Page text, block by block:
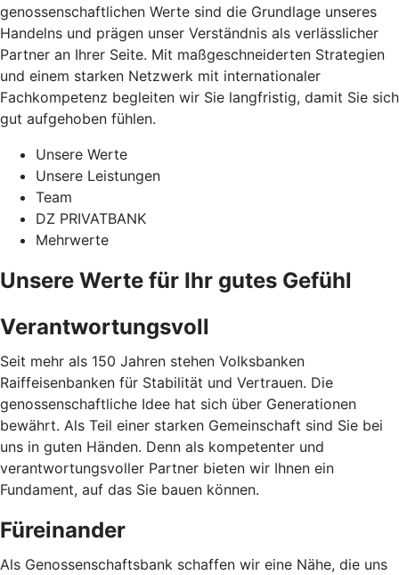
genossenschaftlichen Werte sind die Grundlage unseres
Handelns und prägen unser Verständnis als verlässlicher
Partner an Ihrer Seite. Mit maßgeschneiderten Strategien
und einem starken Netzwerk mit internationaler
Fachkompetenz begleiten wir Sie langfristig, damit Sie sich
gut aufgehoben fühlen.
Unsere Werte
Unsere Leistungen
Team
DZ PRIVATBANK
Mehrwerte
Unsere Werte für Ihr gutes Gefühl
Verantwortungsvoll
Seit mehr als 150 Jahren stehen Volksbanken
Raiffeisenbanken für Stabilität und Vertrauen. Die
genossenschaftliche Idee hat sich über Generationen
bewährt. Als Teil einer starken Gemeinschaft sind Sie bei
uns in guten Händen. Denn als kompetenter und
verantwortungsvoller Partner bieten wir Ihnen ein
Fundament, auf das Sie bauen können.
Füreinander
Als Genossenschaftsbank schaffen wir eine Nähe, die uns